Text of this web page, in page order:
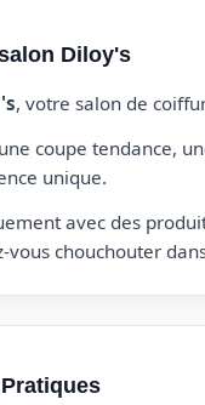
Diloy's
, votre salon de
coupe tendance,
unique.
avec des
vous chouchouter